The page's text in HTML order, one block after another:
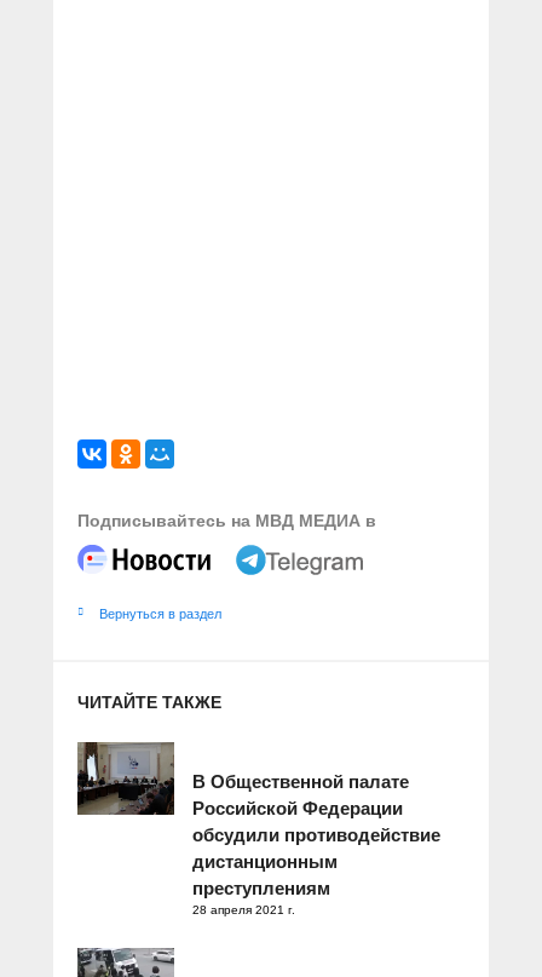
Подписывайтесь на МВД МЕДИА в
Вернуться в раздел
ЧИТАЙТЕ ТАКЖЕ
В Общественной палате
Российской Федерации
обсудили противодействие
дистанционным
преступлениям
28 апреля 2021 г.